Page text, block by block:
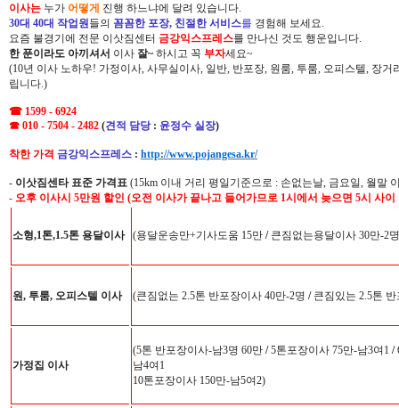
이사는 누가 어떻게 진행 하느냐에 달려 있습니다.
30대 40대 작업원들의 꼼꼼한 포장, 친절한 서비스를 경험해 보세요.
요즘 불경기에 전문 이삿짐센터 금강익스프레스를 만나신 것도 행운입니다.
한 푼이라도 아끼셔서 이사 잘~ 하시고 꼭 부자세요~
(10년 이사 노하우! 가정이사, 사무실이사, 일반, 반포장, 원룸, 투룸, 오피스텔, 장
립니다.)
☎ 1599 - 6924
☎ 010 - 7504 - 2482 (견적 담당 : 윤정수 실장)
착한 가격 금강익스프레스 : http://www.pojangesa.kr/
- 이삿짐센타 표준 가격표 (15km 이내 거리 평일기준으로 : 손없는날, 금요일, 월말
- 오후 이사시 5만원 할인 (오전 이사가 끝나고 들어가므로 1시에서 늦으면 5시 사
소형,1톤,1.5톤 용달이사 (용달운송만+기사도움 15만 /큰짐없는용달이사 30만-2명
원, 투룸, 오피스텔 이사 (큰짐없는 2.5톤 반포장이사 40만-2명 /큰짐있는 2.5톤 반
가정집 이사
(5톤 반포장이사-남3명 60만 /5톤포장이사 75만-남3여1 /
남4여1
10톤포장이사 150만-남5여2)